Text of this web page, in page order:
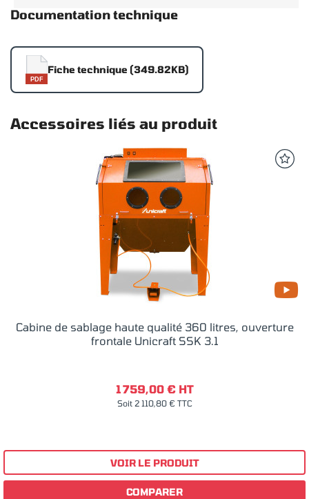
Documentation technique
PDF
Fiche technique (349.82KB)
Accessoires liés au produit
Cabine de sablage haute qualité 360 litres, ouverture
frontale Unicraft SSK 3.1
1 759,00 € HT
Soit 2 110,80 € TTC
VOIR LE PRODUIT
COMPARER